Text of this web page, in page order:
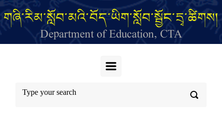
གཞི་རིམ་སློབ་མའི་བོད་ཡིག་སློབ་སྦྱོང་དྲྭ་ཚིགས།
Department of Education, CTA